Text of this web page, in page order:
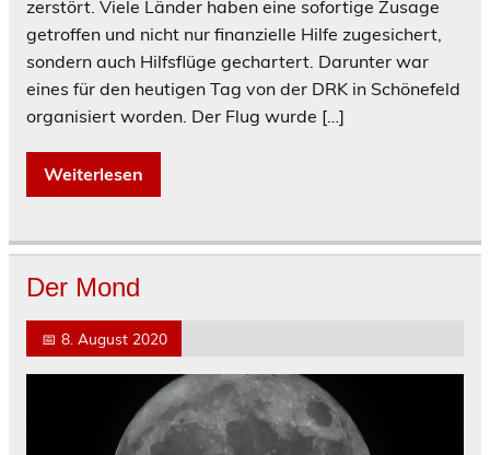
zerstört. Viele Länder haben eine sofortige Zusage
getroffen und nicht nur finanzielle Hilfe zugesichert,
sondern auch Hilfsflüge gechartert. Darunter war
eines für den heutigen Tag von der DRK in Schönefeld
organisiert worden. Der Flug wurde […]
Weiterlesen
Der Mond
📅 8. August 2020